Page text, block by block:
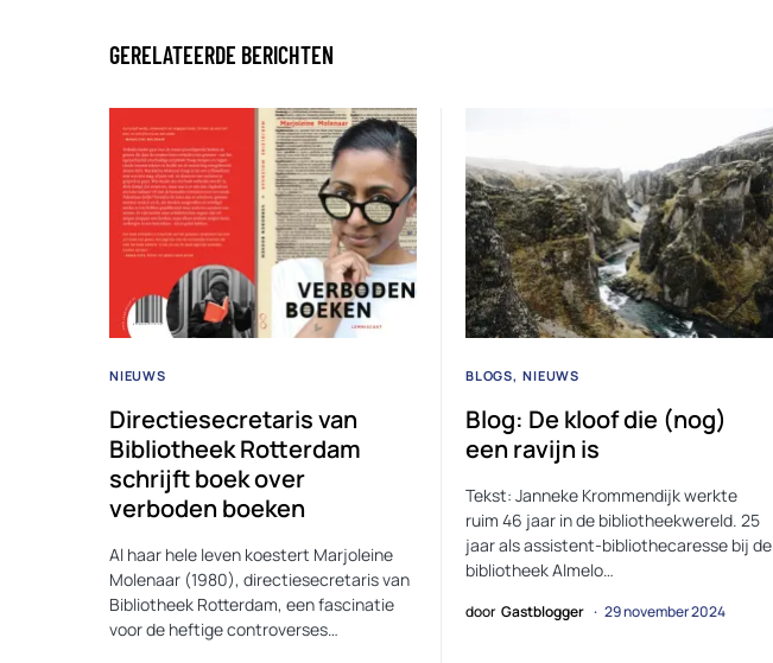
GERELATEERDE BERICHTEN
NIEUWS
Directiesecretaris van
Bibliotheek Rotterdam
schrijft boek over
verboden boeken
Al haar hele leven koestert Marjoleine
Molenaar (1980), directiesecretaris van
Bibliotheek Rotterdam, een fascinatie
voor de heftige controverses…
BLOGS NIEUWS
Blog: De kloof die (nog)
een ravijn is
Tekst: Janneke Krommendijk werkte
ruim 46 jaar in de bibliotheekwereld. 25
jaar als assistent-bibliothecaresse bij de
bibliotheek Almelo…
door Gastblogger 29 november 2024